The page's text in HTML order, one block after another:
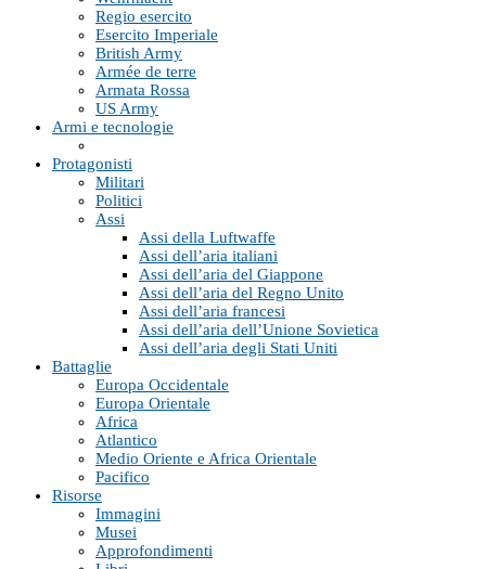
Regio esercito
Esercito Imperiale
British Army
Armée de terre
Armata Rossa
US Army
Armi e tecnologie
Protagonisti
Militari
Politici
Assi
Assi della Luftwaffe
Assi dell’aria italiani
Assi dell’aria del Giappone
Assi dell’aria del Regno Unito
Assi dell’aria francesi
Assi dell’aria dell’Unione Sovietica
Assi dell’aria degli Stati Uniti
Battaglie
Europa Occidentale
Europa Orientale
Africa
Atlantico
Medio Oriente e Africa Orientale
Pacifico
Risorse
Immagini
Musei
Approfondimenti